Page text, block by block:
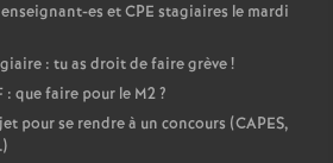
es etCPE stagiaires le mardi
: tu as droit de faire grève!
: que faire pour le M2?
pour se rendre à un concours (CAPES,